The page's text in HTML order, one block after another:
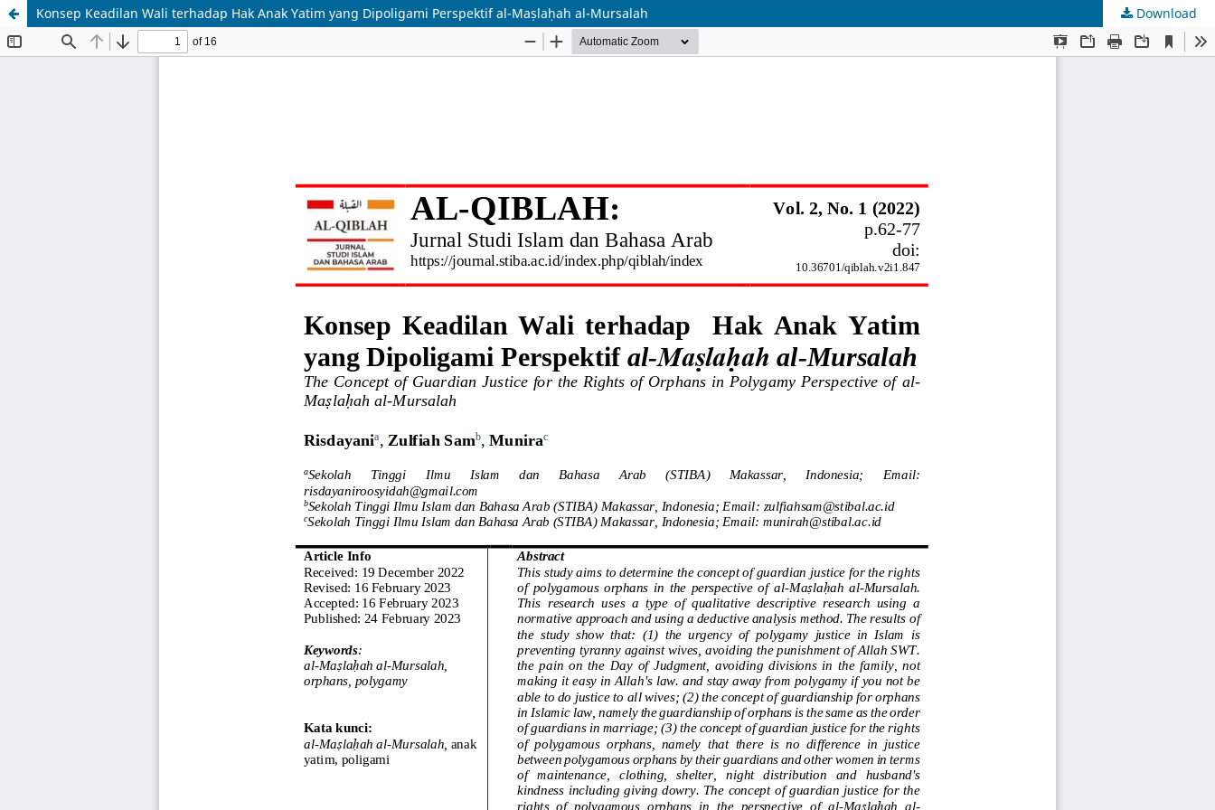
Konsep Keadilan Wali terhadap Hak Anak Yatim yang Dipoligami Perspektif al-Maṣlaḥah al-Mursalah Download